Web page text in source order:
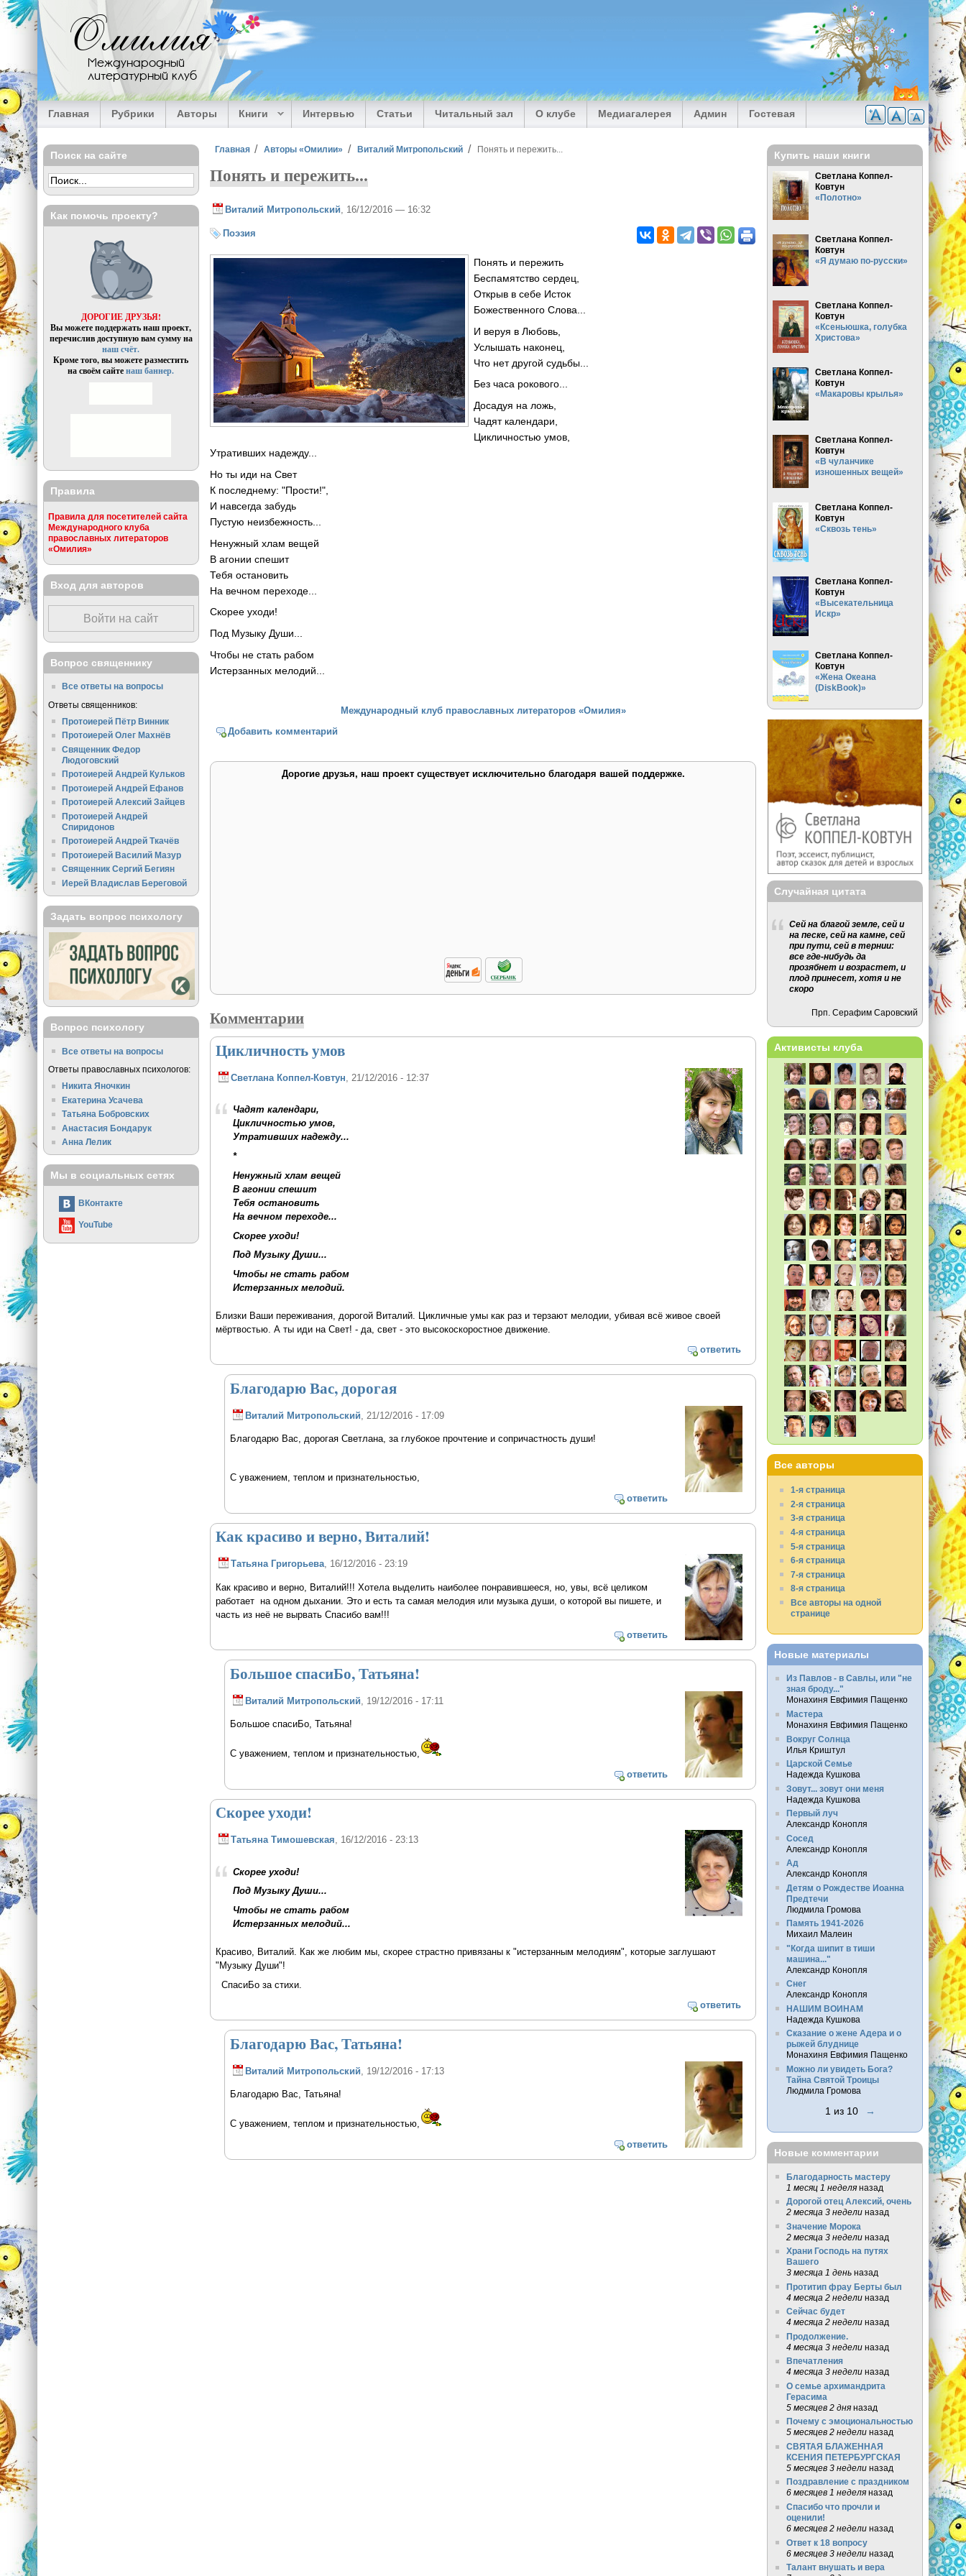
Перейти к основному содержанию
Омилия
Международный
литературный клуб
Главная Рубрики Авторы Книги Интервью Статьи Читальный зал О клубе Медиагалерея Админ Гостевая
Вы здесь
Главная Авторы «Омилии» Виталий Митропольский Понять и пережить...
Понять и пережить...
Виталий Митропольский , 16/12/2016 — 16:32
Поэзия
Понять и пережить
Беспамятство сердец,
Открыв в себе Исток
Божественного Слова...
И веруя в Любовь,
Услышать наконец,
Что нет другой судьбы...
Без часа рокового...
Досадуя на ложь,
Чадят календари,
Цикличностью умов,
Утративших надежду...
Но ты иди на Свет
К последнему: "Прости!",
И навсегда забудь
Пустую неизбежность...
Ненужный хлам вещей
В агонии спешит
Тебя остановить
На вечном переходе...
Скорее уходи!
Под Музыку Души...
Чтобы не стать рабом
Истерзанных мелодий...
Международный клуб православных литераторов «Омилия»
Добавить комментарий
Дорогие друзья, наш проект существует исключительно благодаря вашей поддержке.
Комментарии
Цикличность умов
Светлана Коппел-Ковтун , 21/12/2016 - 12:37
Чадят календари,
Цикличностью умов,
Утративших надежду...
*
Ненужный хлам вещей
В агонии спешит
Тебя остановить
На вечном переходе...
Скорее уходи!
Под Музыку Души...
Чтобы не стать рабом
Истерзанных мелодий.
Близки Ваши переживания, дорогой Виталий. Цикличные умы как раз и терзают мелодии, убивая всё живое своей
мёртвостью. А ты иди на Свет! - да, свет - это высокоскоростное движение.
ответить
Благодарю Вас, дорогая
Виталий Митропольский , 21/12/2016 - 17:09
Благодарю Вас, дорогая Светлана, за глубокое прочтение и сопричастность души!
С уважением, теплом и признательностью,
ответить
Как красиво и верно, Виталий!
Татьяна Григорьева, 16/12/2016 - 23:19
Как красиво и верно, Виталий!!! Хотела выделить наиболее понравившееся, но, увы, всё целиком
работает на одном дыхании. Это и есть та самая мелодия или музыка души, о которой вы пишете, и
часть из неё не вырвать Спасибо вам!!!
ответить
Большое спасиБо, Татьяна!
Виталий Митропольский , 19/12/2016 - 17:11
Большое спасиБо, Татьяна!
С уважением, теплом и признательностью,
ответить
Скорее уходи!
Татьяна Тимошевская, 16/12/2016 - 23:13
Скорее уходи!
Под Музыку Души...
Чтобы не стать рабом
Истерзанных мелодий...
Красиво, Виталий. Как же любим мы, скорее страстно привязаны к "истерзанным мелодиям", которые заглушают
"Музыку Души"!
СпасиБо за стихи.
ответить
Благодарю Вас, Татьяна!
Виталий Митропольский , 19/12/2016 - 17:13
Благодарю Вас, Татьяна!
С уважением, теплом и признательностью,
ответить
Поиск на сайте
Как помочь проекту?
ДОРОГИЕ ДРУЗЬЯ!
Вы можете поддержать наш проект,
перечислив доступную вам сумму на
наш счёт.
Кроме того, вы можете разместить
на своём сайтенаш баннер.
Правила
Правила для посетителей сайта
Международного клуба
православных литераторов
«Омилия»
Вход для авторов
Войти на сайт
Вопрос священнику
Все ответы на вопросы
Ответы священников:
Протоиерей Пётр Винник
Протоиерей Олег Махнёв
Священник Федор
Людоговский
Протоиерей Андрей Кульков
Протоиерей Андрей Ефанов
Протоиерей Алексий Зайцев
Протоиерей Андрей
Спиридонов
Протоиерей Андрей Ткачёв
Протоиерей Василий Мазур
Священник Сергий Бегиян
Иерей Владислав Береговой
Задать вопрос психологу
Вопрос психологу
Все ответы на вопросы
Ответы православных психологов:
Никита Яночкин
Екатерина Усачева
Татьяна Бобровских
Анастасия Бондарук
Анна Лелик
Мы в социальных сетях
ВКонтакте
YouTube
Купить наши книги
Светлана Коппел-
Ковтун
«Полотно»
Светлана Коппел-
Ковтун
«Я думаю по-русски»
Светлана Коппел-
Ковтун
«Ксеньюшка, голубка
Христова»
Светлана Коппел-
Ковтун
«Макаровы крылья»
Светлана Коппел-
Ковтун
«В чуланчике
изношенных вещей»
Светлана Коппел-
Ковтун
«Сквозь тень»
Светлана Коппел-
Ковтун
«Высекательница
Искр»
Светлана Коппел-
Ковтун
«Жена Океана
(DiskBook)»
Случайная цитата
Сей на благой земле, сей и
на песке, сей на камне, сей
при пути, сей в тернии:
все где-нибудь да
прозябнет и возрастет, и
плод принесет, хотя и не
скоро
Прп. Серафим Саровский
Активисты клуба
Все авторы
1-я страница
2-я страница
3-я страница
4-я страница
5-я страница
6-я страница
7-я страница
8-я страница
Все авторы на одной
странице
Новые материалы
Из Павлов - в Савлы, или "не
зная броду..."
Монахиня Евфимия Пащенко
Мастера
Монахиня Евфимия Пащенко
Вокруг Солнца
Илья Криштул
Царской Семье
Надежда Кушкова
Зовут... зовут они меня
Надежда Кушкова
Первый луч
Александр Конопля
Сосед
Александр Конопля
Ад
Александр Конопля
Детям о Рождестве Иоанна
Предтечи
Людмила Громова
Память 1941-2026
Михаил Малеин
"Когда шипит в тиши
машина..."
Александр Конопля
Снег
Александр Конопля
НАШИМ ВОИНАМ
Надежда Кушкова
Сказание о жене Адера и о
рыжей блуднице
Монахиня Евфимия Пащенко
Можно ли увидеть Бога?
Тайна Святой Троицы
Людмила Громова
1 из 10 →
Новые комментарии
Благодарность мастеру
1 месяц 1 неделяназад
Дорогой отец Алексий, очень
2 месяца 3 неделиназад
Значение Морока
2 месяца 3 неделиназад
Храни Господь на путях
Вашего
3 месяца 1 деньназад
Протитип фрау Берты был
4 месяца 2 неделиназад
Сейчас будет
4 месяца 2 неделиназад
Продолжение.
4 месяца 3 неделиназад
Впечатления
4 месяца 3 неделиназад
О семье архимандрита
Герасима
5 месяцев 2 дняназад
Почему с эмоциональностью
5 месяцев 2 неделиназад
СВЯТАЯ БЛАЖЕННАЯ
КСЕНИЯ ПЕТЕРБУРГСКАЯ
5 месяцев 3 неделиназад
Поздравление с праздником
6 месяцев 1 неделяназад
Спасибо что прочли и
оценили!
6 месяцев 2 неделиназад
Ответ к 18 вопросу
6 месяцев 3 неделиназад
Талант внушать и вера